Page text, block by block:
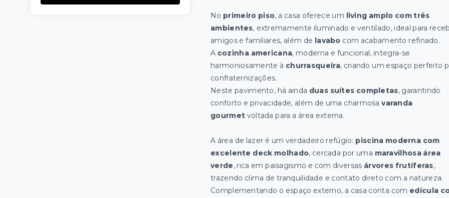
No primeiro piso, a casa oferece um living amplo com três
ambientes, extremamente iluminado e ventilado, ideal para
amigos e familiares, além de lavabo com acabamento refinado.
A cozinha americana, moderna e funcional, integra-se
harmoniosamente à churrasqueira, criando um espaço perfeito
confraternizações.
Neste pavimento, há ainda duas suítes completas, garantindo
conforto e privacidade, além de uma charmosavaranda
gourmet voltada para a área externa.
A área de lazer é um verdadeiro refúgio: piscina moderna com
excelente deck molhado, cercada por uma maravilhosa área
verde, rica em paisagismo e com diversas árvores frutíferas,
trazendo clima de tranquilidade e contato direto com a natureza.
Complementando o espaço externo, a casa conta com edícula